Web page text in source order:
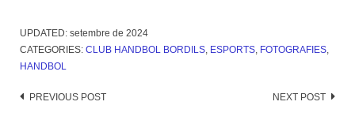
UPDATED: setembre de 2024
CATEGORIES: CLUB HANDBOL BORDILS ESPORTS FOTOGRAFIES
HANDBOL
Post
PREVIOUS POST NEXT POST